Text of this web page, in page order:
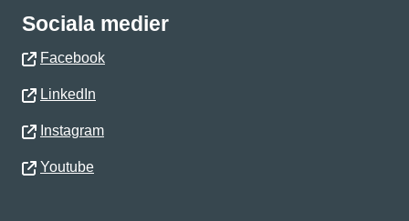
Sociala medier
Facebook
LinkedIn
Instagram
Youtube